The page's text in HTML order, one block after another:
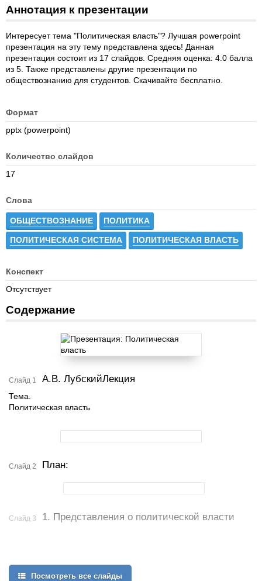
Аннотация к презентации
Интересует тема "Политическая власть"? Лучшая powerpoint
презентация на эту тему представлена здесь! Данная
презентация состоит из 17 слайдов. Средняя оценка: 4.0 балла
из 5. Также представлены другие презентации по
обществознанию для студентов. Скачивайте бесплатно.
Формат
pptx (powerpoint)
Количество слайдов
17
Слова
ОБЩЕСТВОЗНАНИЕ ПОЛИТИКА
ПОЛИТИЧЕСКАЯ СИСТЕМА ПОЛИТИЧЕСКАЯ ВЛАСТЬ
Конспект
Отсутствует
Содержание
Слайд 1 А.В. ЛубскийЛекция
Тема.
Политическая власть
Слайд 2 План:
Слайд 3 1. Представления о политической власти
Посмотреть все слайды